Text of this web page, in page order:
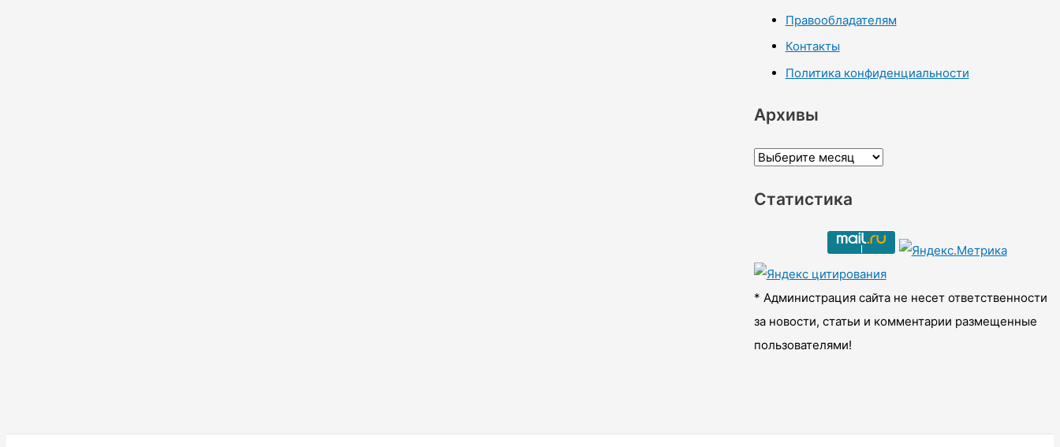
Правообладателям
Контакты
Политика конфиденциальности
Архивы
А
х
ы
Статистика
* Администрация сайта не несет ответственности
за новости, статьи и комментарии размещенные
пользователями!